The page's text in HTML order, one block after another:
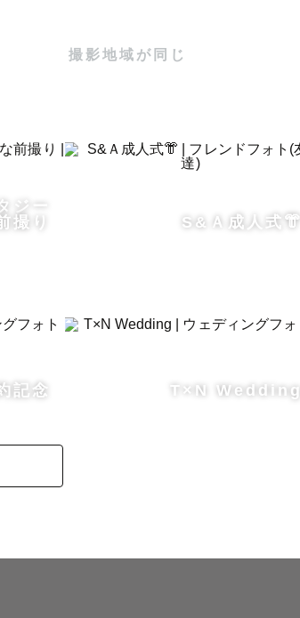
りました。
の方の人生の節目や日常を
撮影地域が同じ
ジー
撮り
S&Ａ成人式👘
記念 T×N Wedding